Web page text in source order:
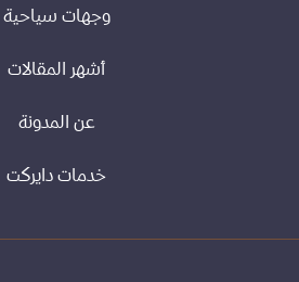
وجهات سياحية
أشهر المقالات
عن المدونة
خدمات دايركت